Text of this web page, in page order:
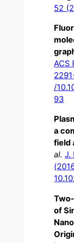
52
ACS
/
93
a
field
al. J.
of